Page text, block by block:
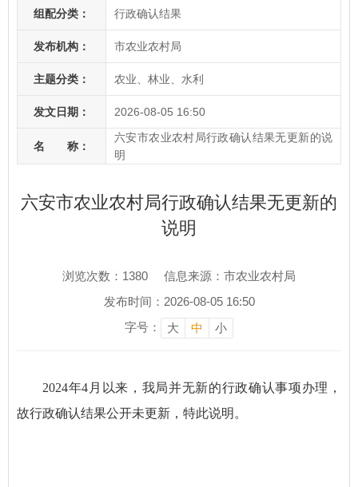
组配分类： 行政确认结果
发布机构： 市农业农村局
主题分类： 农业、林业、水利
发文日期： 2026-08-05 16:50
名 称：
六安市农业农村局行政确认结果无更新的说
明
六安市农业农村局行政确认结果无更新的
说明
浏览次数： 1380
信息来源：市农业农村局
发布时间：2026-08-05 16:50
字号：
大 中 小
2024年4月以来，我局并无新的行政确认事项办理，
故行政确认结果公开未更新，特此说明。